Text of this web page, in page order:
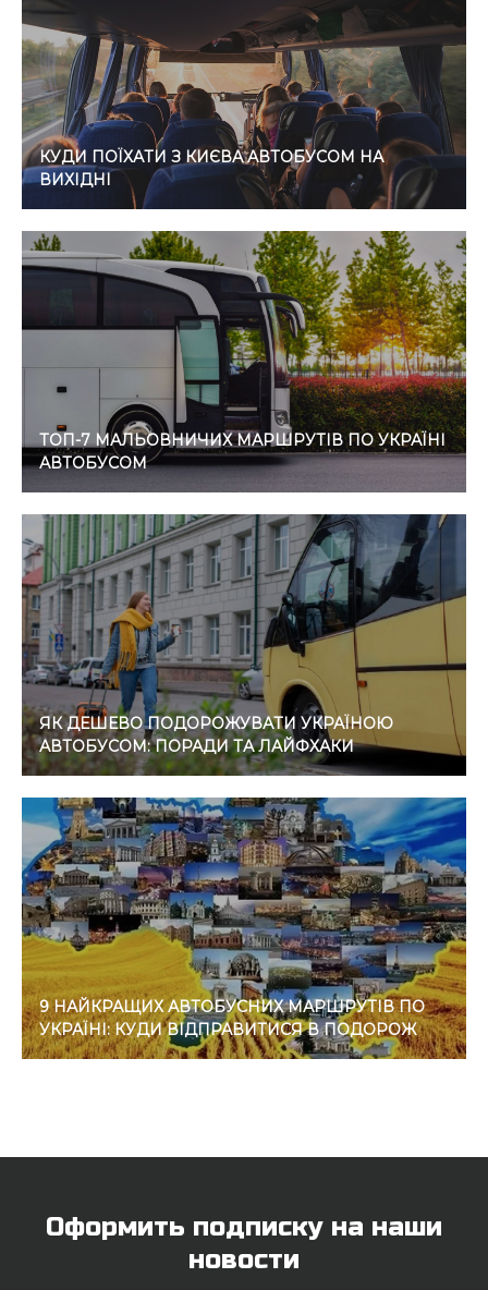
КУДИ ПОЇХАТИ З КИЄВА АВТОБУСОМ НА
ВИХІДНІ
ТОП-7 МАЛЬОВНИЧИХ МАРШРУТІВ ПО УКРАЇНІ
АВТОБУСОМ
ЯК ДЕШЕВО ПОДОРОЖУВАТИ УКРАЇНОЮ
АВТОБУСОМ: ПОРАДИ ТА ЛАЙФХАКИ
9 НАЙКРАЩИХ АВТОБУСНИХ МАРШРУТІВ ПО
УКРАЇНІ: КУДИ ВІДПРАВИТИСЯ В ПОДОРОЖ
Оформить подписку на наши
новости